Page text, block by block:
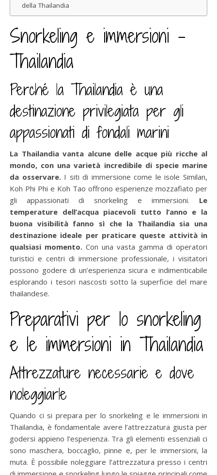
della Thailandia
Snorkeling e immersioni -
Thailandia
Perché la Thailandia è una
destinazione privilegiata per gli
appassionati di fondali marini
La Thailandia vanta alcune delle acque più ricche al
mondo, con una varietà incredibile di specie marine
da osservare.I siti di immersione come le isole Similan,
Koh Phi Phi e Koh Tao offrono esperienze mozzafiato per
gli appassionati di snorkeling e immersioni. Le
temperature dell’acqua piacevoli tutto l’anno e la
buona visibilità fanno sì che la Thailandia sia una
destinazione ideale per praticare queste attività in
qualsiasi momento. Con una vasta gamma di operatori
turistici e centri di immersione professionale, i visitatori
possono godere di un’esperienza sicura e indimenticabile
esplorando i tesori nascosti sotto la superficie del mare
thailandese.
Preparativi per lo snorkeling
e le immersioni in Thailandia
Attrezzature necessarie e dove
noleggiarle
Quando ci si prepara per lo snorkeling e le immersioni in
Thailandia, è fondamentale avere l’attrezzatura giusta per
godersi appieno l’esperienza. Tra gli elementi essenziali ci
sono maschera, boccaglio, pinne e, per le immersioni, la
muta. È possibile noleggiare l’attrezzatura presso i centri